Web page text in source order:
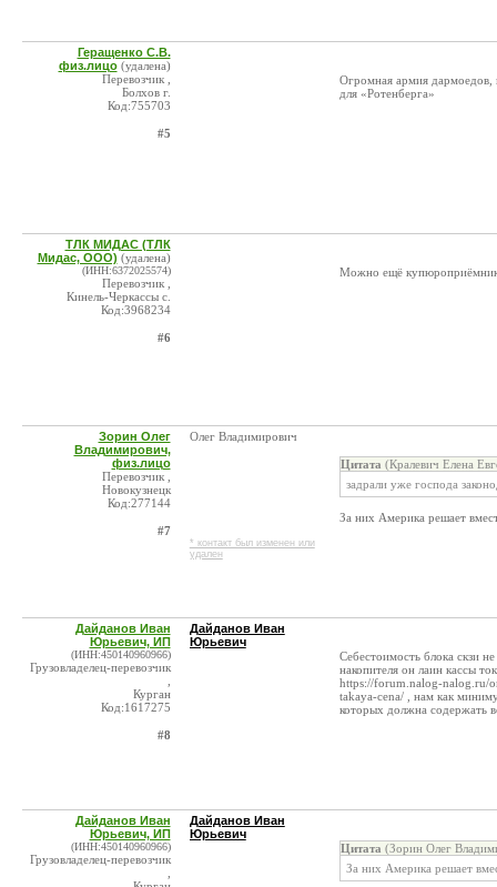
Геращенко С.В.
физ.лицо (удалена)
Перевозчик ,
Болхов г.
Код:755703
#5
Огромная армия дармоедов,
для «Ротенберга»
ТЛК МИДАС (ТЛК
Мидас, ООО) (удалена)
(ИНН:6372025574)
Перевозчик ,
Кинель-Черкассы с.
Код:3968234
#6
Можно ещё купюроприёмник
Зорин Олег
Владимирович,
физ.лицо
Перевозчик ,
Новокузнецк
Код:277144
#7
Олег Владимирович
* контакт был изменен или
удален
Цитата (Кралевич Елена
задрали уже господа
За них Америка решает
Дайданов Иван
Юрьевич, ИП
(ИНН:450140960966)
Грузовладелец-перевозчик
Курган
Код:1617275
#8
Дайданов Иван
Юрьевич
Себестоимость блока скзи
накопителя он лаин кассы
https://forum.nalog-nalog.ru/
takaya-cena/ , нам как
которых должна содержать
Дайданов Иван
Юрьевич, ИП
(ИНН:450140960966)
Грузовладелец-перевозчик
Дайданов Иван
Юрьевич
Цитата (Зорин Олег
За них Америка решает